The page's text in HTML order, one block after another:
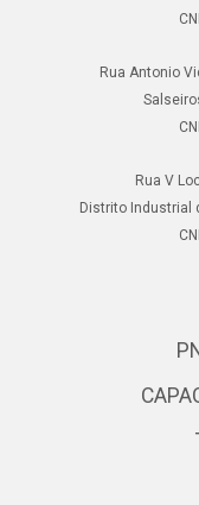
Rua Antonio
Rua V
Distrito Industrial